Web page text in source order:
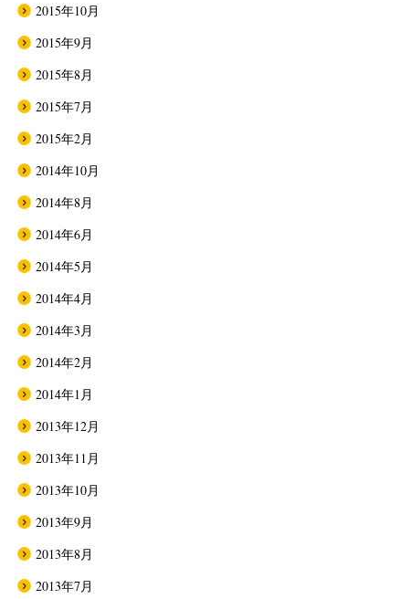
2015年10月
2015年9月
2015年8月
2015年7月
2015年2月
2014年10月
2014年8月
2014年6月
2014年5月
2014年4月
2014年3月
2014年2月
2014年1月
2013年12月
2013年11月
2013年10月
2013年9月
2013年8月
2013年7月